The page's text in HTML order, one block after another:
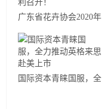
广东省花卉协会2020年
度会员大会暨产业联盟
产销对接大会顺利召
开！
国际资本青睐国服，全